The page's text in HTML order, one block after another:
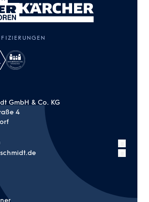
GmbH & Co. KG
4